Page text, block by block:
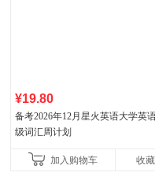
¥19.80
备考2026年12月星火英语大学英
级词汇周计划
加入购物车 收藏